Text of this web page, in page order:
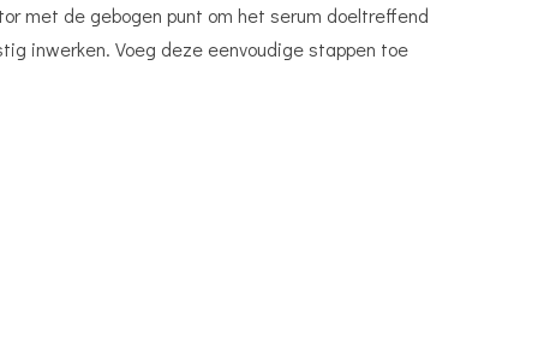
met de gebogen punt om het serum doeltreffend
inwerken. Voeg deze eenvoudige stappen toe